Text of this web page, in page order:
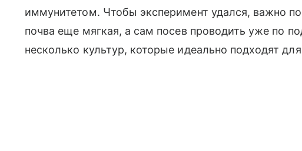
иммунитетом. Чтобы эксперимент удался, важно
почва еще мягкая, а сам посев проводить уже по
несколько культур, которые идеально подходят